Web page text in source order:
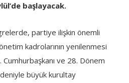
başlayacak.
partiye ilişkin önemli
kadrolarının yenilenmesi
ve 28. Dönem
büyük kurultay